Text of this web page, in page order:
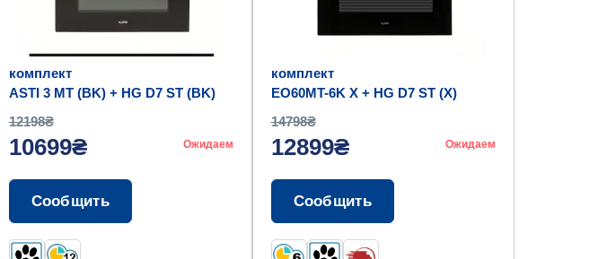
комплект
ASTI 3 MT (BK) + HG D7 ST (BK)
12198₴
10699₴ Ожидаем
Сообщить
комплект
EO60MT-6K X + HG D7 ST (X)
14798₴
12899₴ Ожидаем
Сообщить